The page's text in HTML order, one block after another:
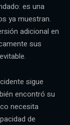
es una
ya muestran.
adicional en
sus
sigue
encontró su
necesita
de